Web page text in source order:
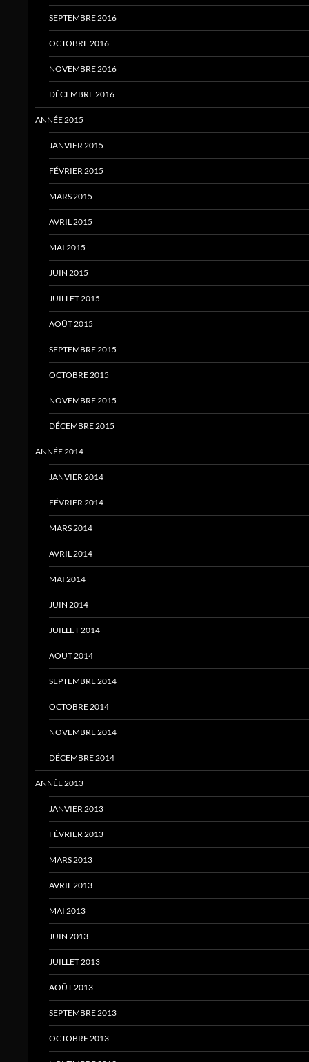
SEPTEMBRE 2016
OCTOBRE 2016
NOVEMBRE 2016
DÉCEMBRE 2016
ANNÉE 2015
JANVIER 2015
FÉVRIER 2015
MARS 2015
AVRIL 2015
MAI 2015
JUIN 2015
JUILLET 2015
AOÛT 2015
SEPTEMBRE 2015
OCTOBRE 2015
NOVEMBRE 2015
DÉCEMBRE 2015
ANNÉE 2014
JANVIER 2014
FÉVRIER 2014
MARS 2014
AVRIL 2014
MAI 2014
JUIN 2014
JUILLET 2014
AOÛT 2014
SEPTEMBRE 2014
OCTOBRE 2014
NOVEMBRE 2014
DÉCEMBRE 2014
ANNÉE 2013
JANVIER 2013
FÉVRIER 2013
MARS 2013
AVRIL 2013
MAI 2013
JUIN 2013
JUILLET 2013
AOÛT 2013
SEPTEMBRE 2013
OCTOBRE 2013